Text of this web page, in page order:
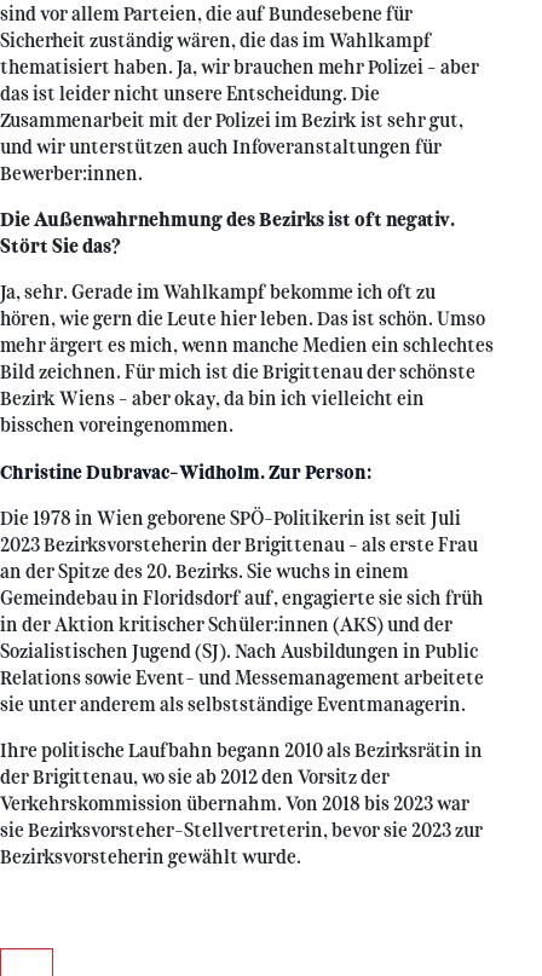
sind vor allem Parteien, die auf Bundesebene für
Sicherheit zuständig wären, die das im Wahlkampf
thematisiert haben. Ja, wir brauchen mehr Polizei – aber
das ist leider nicht unsere Entscheidung. Die
Zusammenarbeit mit der Polizei im Bezirk ist sehr gut,
und wir unterstützen auch Infoveranstaltungen für
Bewerber:innen.
Die Außenwahrnehmung des Bezirks ist oft negativ.
Stört Sie das?
Ja, sehr. Gerade im Wahlkampf bekomme ich oft zu
hören, wie gern die Leute hier leben. Das ist schön. Umso
mehr ärgert es mich, wenn manche Medien ein schlechtes
Bild zeichnen. Für mich ist die Brigittenau der schönste
Bezirk Wiens – aber okay, da bin ich vielleicht ein
bisschen voreingenommen.
Christine Dubravac-Widholm. Zur Person:
Die 1978 in Wien geborene SPÖ-Politikerin ist seit Juli
2023 Bezirksvorsteherin der Brigittenau – als erste Frau
an der Spitze des 20. Bezirks. Sie wuchs in einem
Gemeindebau in Floridsdorf auf, engagierte sie sich früh
in der Aktion kritischer Schüler:innen (AKS) und der
Sozialistischen Jugend (SJ). Nach Ausbildungen in Public
Relations sowie Event- und Messemanagement arbeitete
sie unter anderem als selbstständige Eventmanagerin.
Ihre politische Laufbahn begann 2010 als Bezirksrätin in
der Brigittenau, wo sie ab 2012 den Vorsitz der
Verkehrskommission übernahm. Von 2018 bis 2023 war
sie Bezirksvorsteher-Stellvertreterin, bevor sie 2023 zur
Bezirksvorsteherin gewählt wurde.